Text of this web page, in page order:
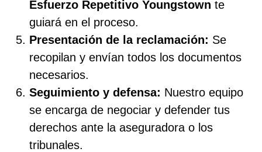
Esfuerzo Repetitivo Youngstown te
guiará en el proceso.
Presentación de la reclamación: Se
recopilan y envían todos los documentos
necesarios.
Seguimiento y defensa: Nuestro equipo
se encarga de negociar y defender tus
derechos ante la aseguradora o los
tribunales.